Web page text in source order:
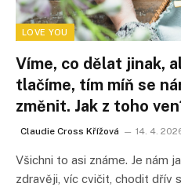
LOVE YOU
Víme, co dělat jinak,
tlačíme, tím míň se
změnit. Jak z toho
Claudie Cross Křížová 14. 4.
Všichni to asi známe. Je nám
zdravěji, víc cvičit, chodit dřív